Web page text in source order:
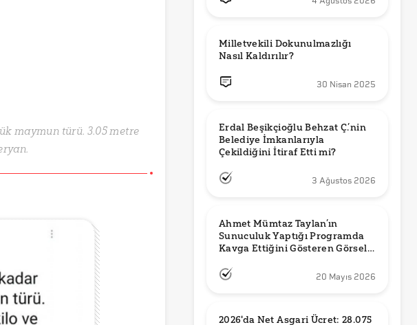
maymun türü. 3.05 metre
Milletvekili Dokunulmazlığı
Nasıl Kaldırılır?
30 Nisan 2025
Erdal Beşikçioğlu Behzat Ç.’nin
Belediye İmkanlarıyla
3 Ağustos 2026
Ahmet Mümtaz Taylan’ın
Sunuculuk Yaptığı Programda
Kavga Ettiğini Gösteren Görsel
20 Mayıs 2026
2026'da Net Asgari Ücret: 28.075